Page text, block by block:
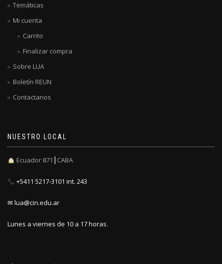
Temáticas
Mi cuenta
Carrito
Finalizar compra
Sobre LUA
Boletín REUN
Contactanos
NUESTRO LOCAL
Ecuador 871┃CABA
+5411 5217-3101 int. 243
✉ lua@cin.edu.ar
Lunes a viernes de 10 a 17 horas.